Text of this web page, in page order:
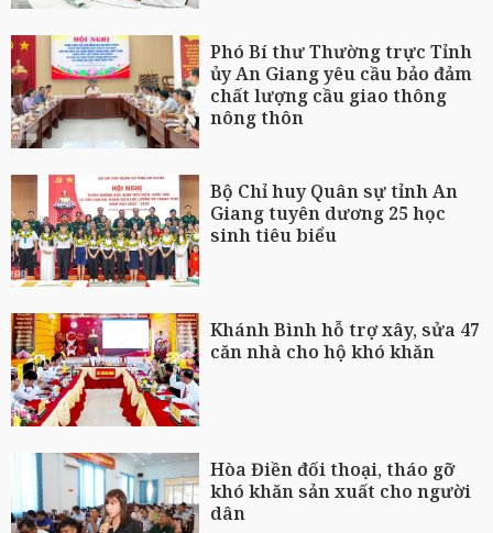
Phó Bí thư Thường trực Tỉnh
ủy An Giang yêu cầu bảo đảm
chất lượng cầu giao thông
nông thôn
Bộ Chỉ huy Quân sự tỉnh An
Giang tuyên dương 25 học
sinh tiêu biểu
Khánh Bình hỗ trợ xây, sửa 47
căn nhà cho hộ khó khăn
Hòa Điền đối thoại, tháo gỡ
khó khăn sản xuất cho người
dân